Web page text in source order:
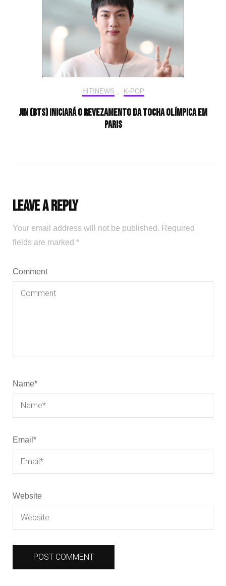
HIT!NEWS K-POP
Jin (BTS) iniciará o revezamento da tocha olímpica em
Paris
Leave a Reply
Your email address will not be published. Required
fields are marked *
Comment
Name*
Email *
Website